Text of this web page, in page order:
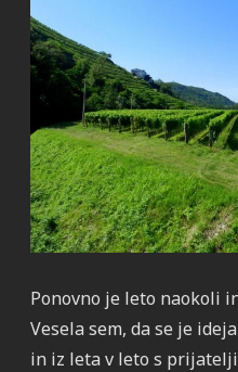
Ponovno je leto naokoli
Vesela sem, da se je
in iz leta v leto s